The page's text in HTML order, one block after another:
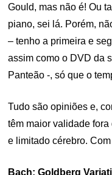
Gould, mas não é! Ou
piano, sei lá. Porém,
– tenho a primeira e
assim como o DVD da
Panteão -, só que o
Tudo são opiniões e,
têm maior validade
e limitado cérebro.
Bach: Goldberg